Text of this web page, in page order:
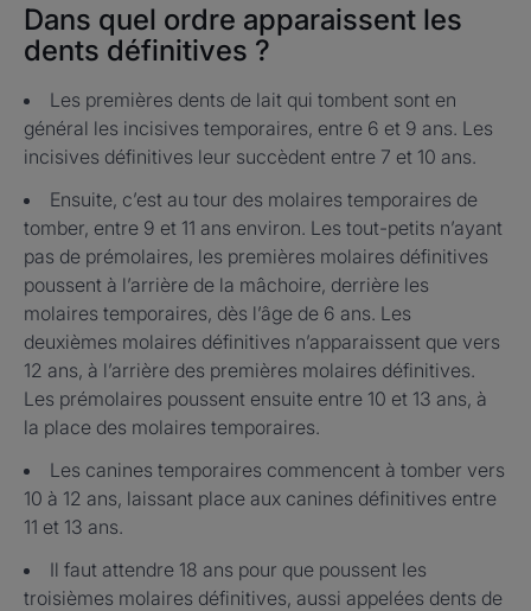
Dans quel ordre apparaissent les
dents définitives ?
Les premières dents de lait qui tombent sont en
général les incisives temporaires, entre 6 et 9 ans. Les
incisives définitives leur succèdent entre 7 et 10 ans.
Ensuite, c’est au tour des molaires temporaires de
tomber, entre 9 et 11 ans environ. Les tout-petits n’ayant
pas de prémolaires, les premières molaires définitives
poussent à l’arrière de la mâchoire, derrière les
molaires temporaires, dès l’âge de 6 ans. Les
deuxièmes molaires définitives n’apparaissent que vers
12 ans, à l’arrière des premières molaires définitives.
Les prémolaires poussent ensuite entre 10 et 13 ans, à
la place des molaires temporaires.
Les canines temporaires commencent à tomber vers
10 à 12 ans, laissant place aux canines définitives entre
11 et 13 ans.
Il faut attendre 18 ans pour que poussent les
troisièmes molaires définitives, aussi appelées dents de